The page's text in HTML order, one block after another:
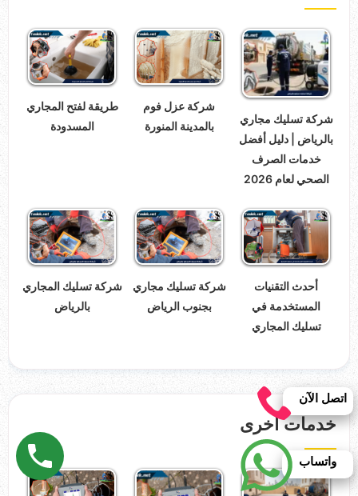
شركة تسليك مجاري
بالرياض | دليل أفضل
خدمات الصرف
الصحي لعام 2026
شركة عزل فوم
بالمدينة المنورة
طريقة لفتح المجاري
المسدودة
أحدث التقنيات
المستخدمة في
تسليك المجاري
شركة تسليك مجاري
بجنوب الرياض
شركة تسليك المجاري
بالرياض
خدمات اخرى
واتساب
اتصل الآن